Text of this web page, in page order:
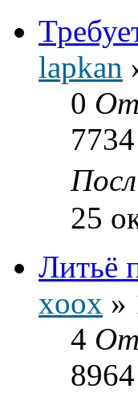
lapkan
0
7734
25
Литьё
xoox »
4
8964